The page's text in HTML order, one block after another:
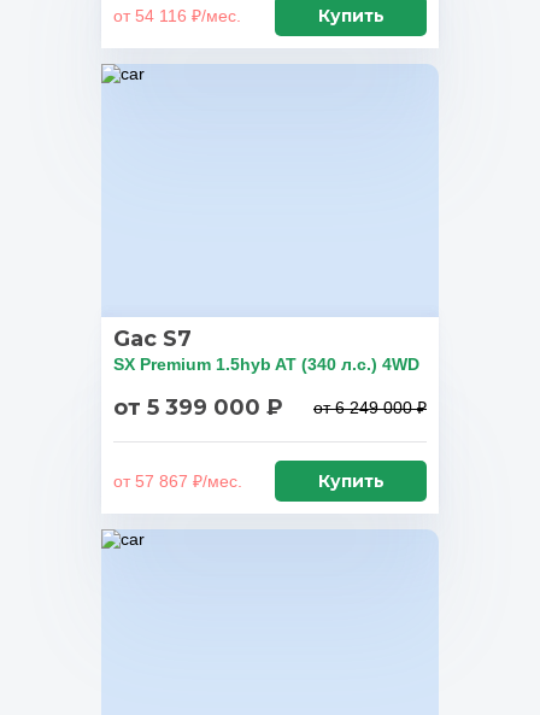
от 54 116 ₽/мес. Купить
Gac S7
SX Premium 1.5hyb AT (340 л.с.) 4WD
от 5 399 000 ₽ от 6 249 000 ₽
от 57 867 ₽/мес. Купить